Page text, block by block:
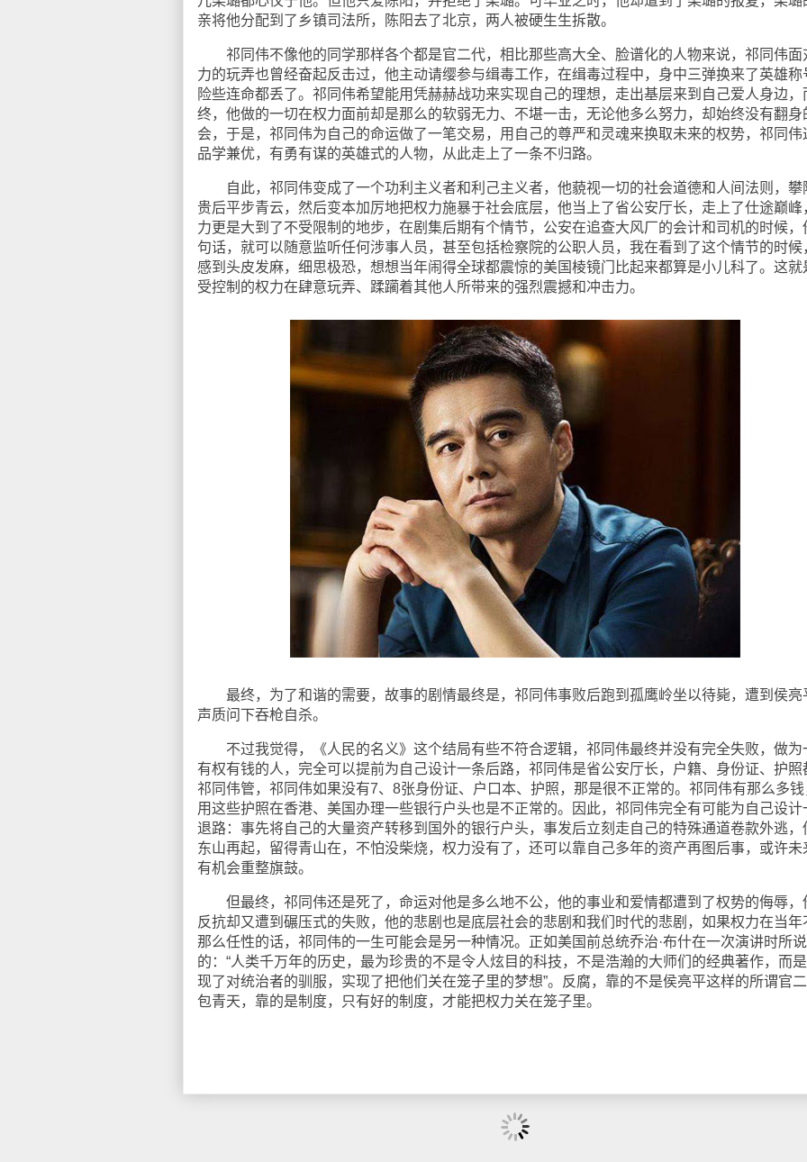
亲将他分配到了乡镇司法所，陈阳去了北京，两人被硬生生拆散。
祁同伟不像他的同学那样各个都是官二代，相比那些高大全、脸谱化的人物来说，祁同伟面
力的玩弄也曾经奋起反击过，他主动请缨参与缉毒工作，在缉毒过程中，身中三弹换来了英雄称
险些连命都丢了。祁同伟希望能用凭赫赫战功来实现自己的理想，走出基层来到自己爱人身边，
终，他做的一切在权力面前却是那么的软弱无力、不堪一击，无论他多么努力，却始终没有翻身
会，于是，祁同伟为自己的命运做了一笔交易，用自己的尊严和灵魂来换取未来的权势，祁同伟
品学兼优，有勇有谋的英雄式的人物，从此走上了一条不归路。
自此，祁同伟变成了一个功利主义者和利己主义者，他藐视一切的社会道德和人间法则，攀
贵后平步青云，然后变本加厉地把权力施暴于社会底层，他当上了省公安厅长，走上了仕途巅峰
力更是大到了不受限制的地步，在剧集后期有个情节，公安在追查大风厂的会计和司机的时候，
句话，就可以随意监听任何涉事人员，甚至包括检察院的公职人员，我在看到了这个情节的时候
感到头皮发麻，细思极恐，想想当年闹得全球都震惊的美国棱镜门比起来都算是小儿科了。这就
受控制的权力在肆意玩弄、蹂躏着其他人所带来的强烈震撼和冲击力。
最终，为了和谐的需要，故事的剧情最终是，祁同伟事败后跑到孤鹰岭坐以待毙，遭到侯亮
声质问下吞枪自杀。
不过我觉得，《人民的名义》这个结局有些不符合逻辑，祁同伟最终并没有完全失败，做为
有权有钱的人，完全可以提前为自己设计一条后路，祁同伟是省公安厅长，户籍、身份证、护照
祁同伟管，祁同伟如果没有7、8张身份证、户口本、护照，那是很不正常的。祁同伟有那么多钱
用这些护照在香港、美国办理一些银行户头也是不正常的。因此，祁同伟完全有可能为自己设计
退路：事先将自己的大量资产转移到国外的银行户头，事发后立刻走自己的特殊通道卷款外逃，
东山再起，留得青山在，不怕没柴烧，权力没有了，还可以靠自己多年的资产再图后事，或许未
有机会重整旗鼓。
但最终，祁同伟还是死了，命运对他是多么地不公，他的事业和爱情都遭到了权势的侮辱，
反抗却又遭到碾压式的失败，他的悲剧也是底层社会的悲剧和我们时代的悲剧，如果权力在当年
那么任性的话，祁同伟的一生可能会是另一种情况。正如美国前总统乔治·布什在一次演讲时所说
的：“人类千万年的历史，最为珍贵的不是令人炫目的科技，不是浩瀚的大师们的经典著作，而
现了对统治者的驯服，实现了把他们关在笼子里的梦想”。反腐，靠的不是侯亮平这样的所谓官
包青天，靠的是制度，只有好的制度，才能把权力关在笼子里。